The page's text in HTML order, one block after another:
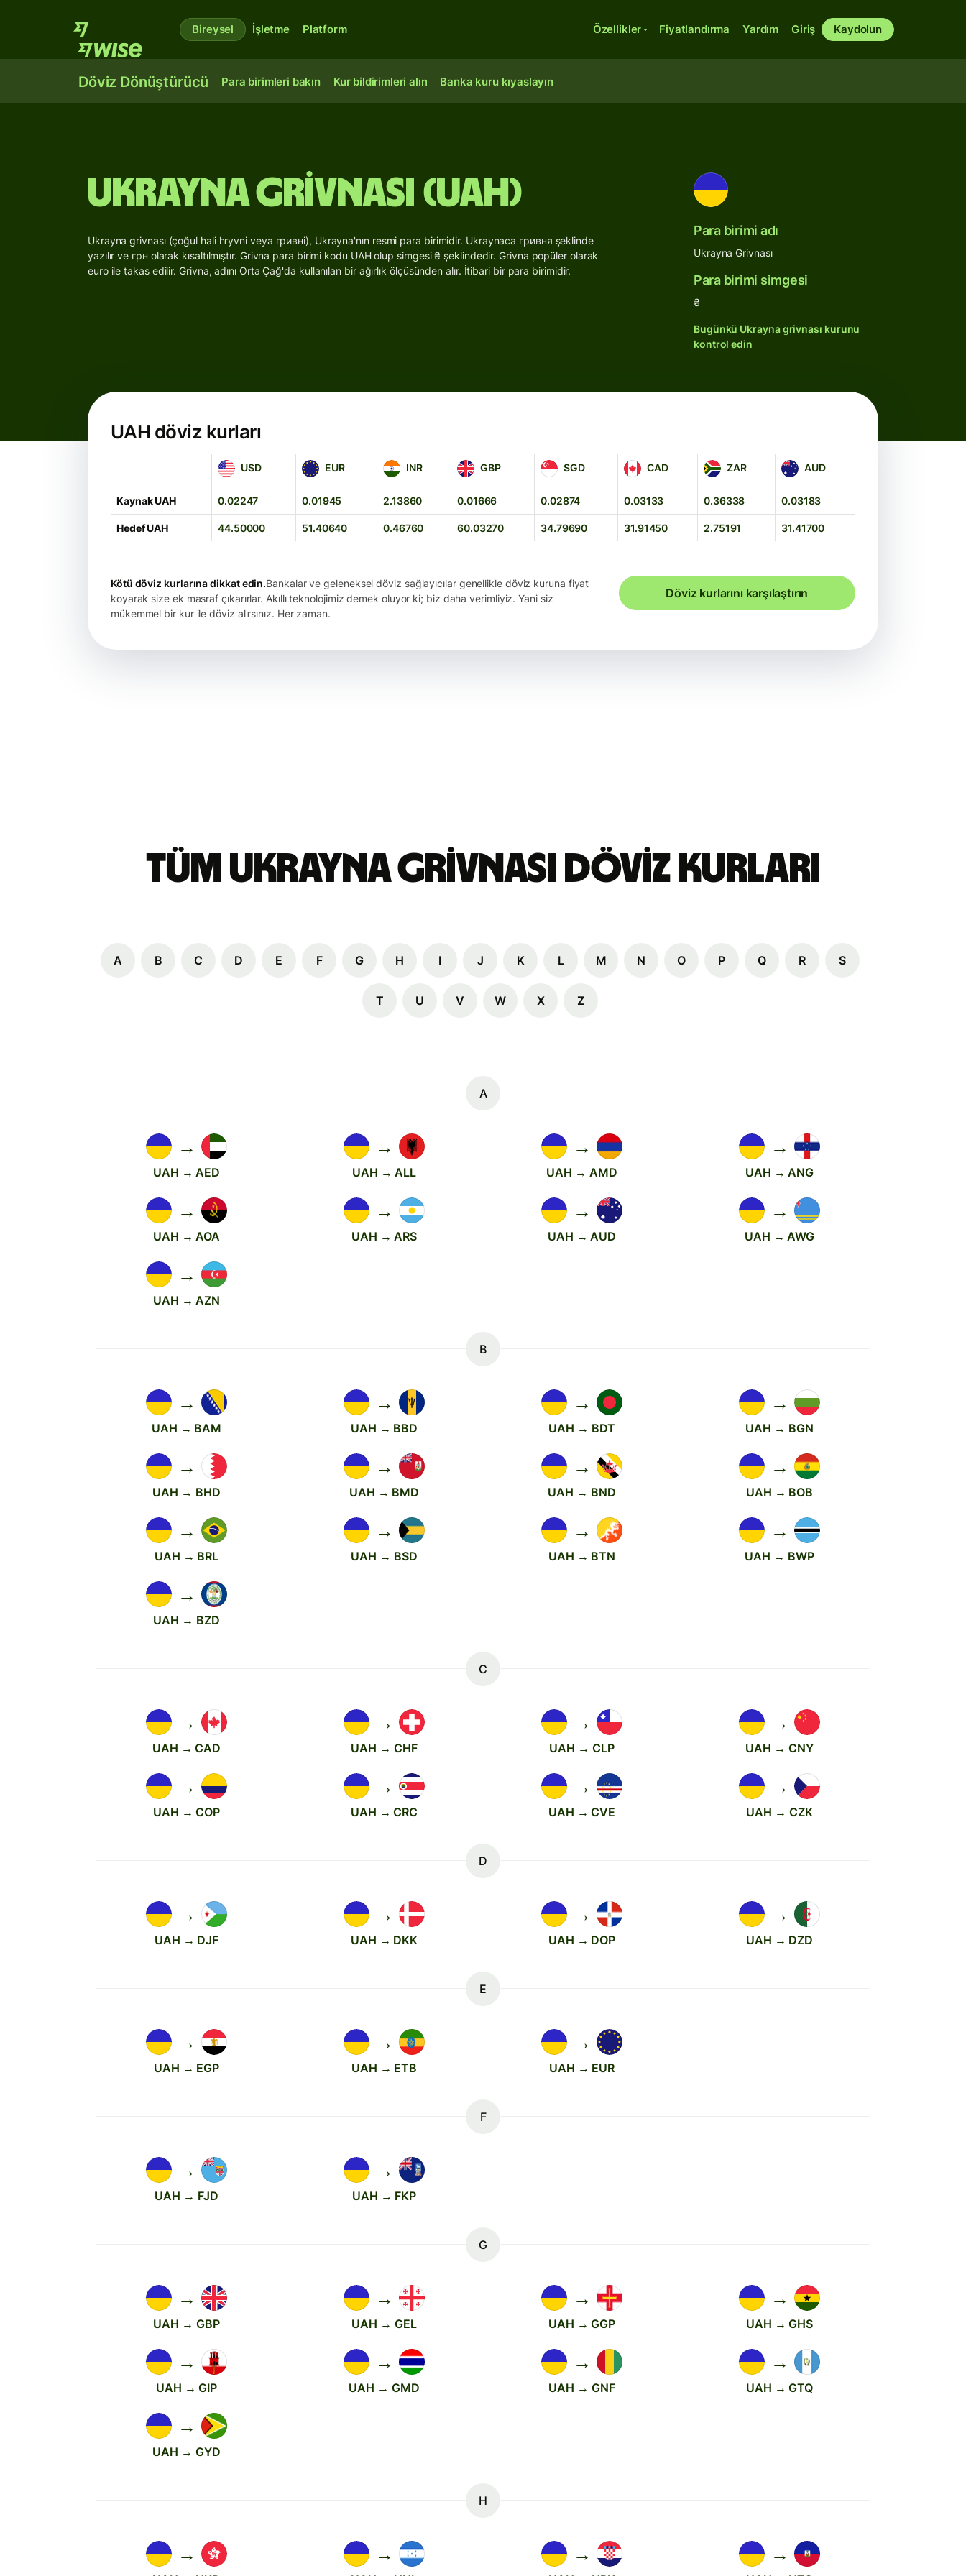
Bireysel İşletme Platform Özellikler Fiyatlandırma Yardım Giriş Kaydolun
Döviz Dönüştürücü Para birimleri bakın Kur bildirimleri alın Banka kuru kıyaslayın
Ukrayna Grivnası (UAH)
Ukrayna grivnası (çoğul hali hryvni veya гривні), Ukrayna'nın resmi para birimidir. Ukraynaca гривня şeklinde
yazılır ve грн olarak kısaltılmıştır. Grivna para birimi kodu UAH olup simgesi ₴ şeklindedir. Grivna popüler olarak
euro ile takas edilir. Grivna, adını Orta Çağ'da kullanılan bir ağırlık ölçüsünden alır. İtibari bir para birimidir.
Para birimi adı
Ukrayna Grivnası
Para birimi simgesi
₴
Bugünkü Ukrayna grivnası kurunu
kontrol edin
UAH döviz kurları
USD
USD EUR
EUR INR
INR GBP
GBP SGD
SGD CAD
CAD ZAR
ZAR AUD
AUD
Kaynak UAH 0.02247 0.01945 2.13860 0.01666 0.02874 0.03133 0.36338 0.03183
Hedef UAH 44.50000 51.40640 0.46760 60.03270 34.79690 31.91450 2.75191 31.41700
Kötü döviz kurlarına dikkat edin.Bankalar ve geleneksel döviz sağlayıcılar genellikle döviz kuruna fiyat
koyarak size ek masraf çıkarırlar. Akıllı teknolojimiz demek oluyor ki; biz daha verimliyiz. Yani siz
mükemmel bir kur ile döviz alırsınız. Her zaman.
Döviz kurlarını karşılaştırın
Tüm Ukrayna grivnası Döviz Kurları
A B C D E F G H I J K L M N O P Q R S
T U V W X Z
A
→
UAH → AED
→
UAH → ALL
→
UAH → AMD
→
UAH → ANG
→
UAH → AOA
→
UAH → ARS
→
UAH → AUD
→
UAH → AWG
→
UAH → AZN
B
→
UAH → BAM
→
UAH → BBD
→
UAH → BDT
→
UAH → BGN
→
UAH → BHD
→
UAH → BMD
→
UAH → BND
→
UAH → BOB
→
UAH → BRL
→
UAH → BSD
→
UAH → BTN
→
UAH → BWP
→
UAH → BZD
C
→
UAH → CAD
→
UAH → CHF
→
UAH → CLP
→
UAH → CNY
→
UAH → COP
→
UAH → CRC
→
UAH → CVE
→
UAH → CZK
D
→
UAH → DJF
→
UAH → DKK
→
UAH → DOP
→
UAH → DZD
E
→
UAH → EGP
→
UAH → ETB
→
UAH → EUR
F
→
UAH → FJD
→
UAH → FKP
G
→
UAH → GBP
→
UAH → GEL
→
UAH → GGP
→
UAH → GHS
→
UAH → GIP
→
UAH → GMD
→
UAH → GNF
→
UAH → GTQ
→
UAH → GYD
H
→ → → →